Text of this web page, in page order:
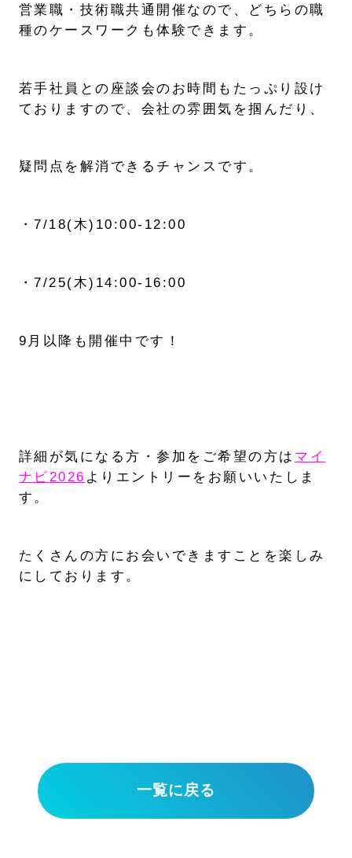
営業職・技術職共通開催なので、どちらの職
種のケースワークも体験できます。
若手社員との座談会のお時間もたっぷり設け
ておりますので、会社の雰囲気を掴んだり、
疑問点を解消できるチャンスです。
・7/18(木)10:00-12:00
・7/25(木)14:00-16:00
9月以降も開催中です！
詳細が気になる方・参加をご希望の方は マイ
ナビ2026 よりエントリーをお願いいたしま
す。
たくさんの方にお会いできますことを楽しみ
にしております。
一覧に戻る